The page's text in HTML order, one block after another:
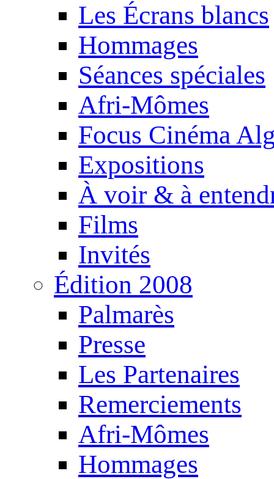
Les Écrans blancs
Hommages
Séances spéciales
Afri-Mômes
Focus Cinéma
Expositions
À voir & à
Films
Invités
Édition 2008
Palmarès
Presse
Les Partenaires
Remerciements
Afri-Mômes
Hommages